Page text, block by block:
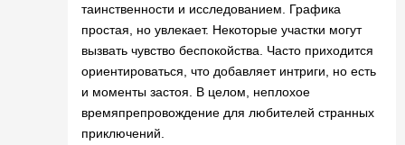
таинственности и исследованием. Графика
простая, но увлекает. Некоторые участки могут
вызвать чувство беспокойства. Часто приходится
ориентироваться, что добавляет интриги, но есть
и моменты застоя. В целом, неплохое
времяпрепровождение для любителей странных
приключений.